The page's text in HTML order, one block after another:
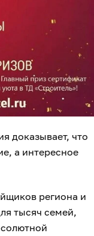
доказывает, что
а интересное
региона и
тысяч семей,